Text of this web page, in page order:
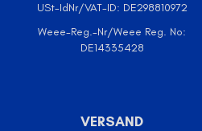
USt-IdNr/VAT-ID: DE298810972
Weee-Reg.-Nr/Weee Reg. No:
DE14335428
VERSAND